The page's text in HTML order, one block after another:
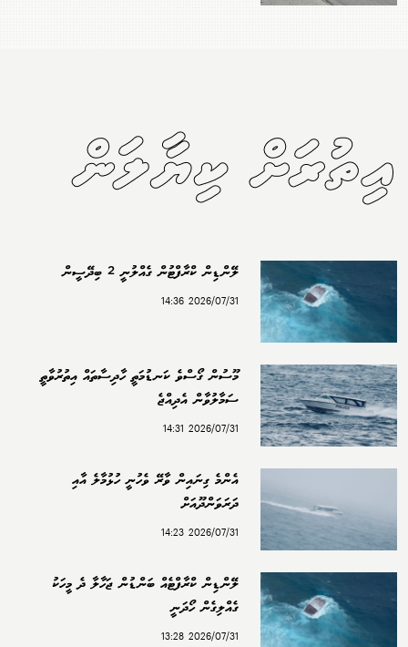
އިތުރަށް ކިޔާލަން
ލޭންޑިން ކްރާފްޓުން ގެއްލުނީ 2 ބިދޭސީން
2026/07/31 14:36
މޫސުން ގޯސްވެ ކަނޑުމަތީ ހާދިސާތައް އިތުރުވާތީ
ސަމާލުވާން އެދިއްޖެ
2026/07/31 14:31
އެންމެ ގިނައިން ވާރޭ ވެހުނީ ހުޅުމާލެ އާއި
ދަރަވަންދޫއަށް
2026/07/31 14:23
ލޭންޑިން ކްރާފްޓެއް ބަންޑުން ޖަހާލާ ދެ މީހަކު
ގެއްލިގެން ހޯދަނީ
2026/07/31 13:28